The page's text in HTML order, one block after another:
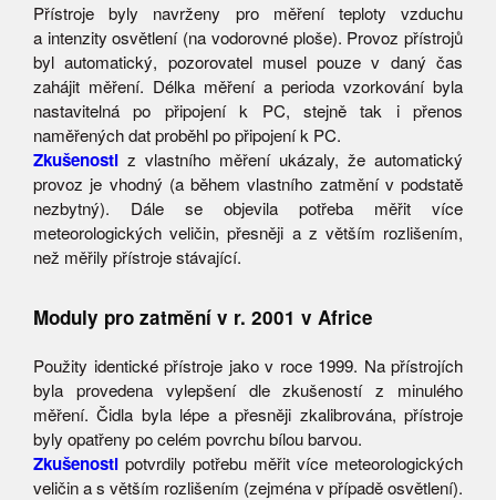
Přístroje byly navrženy pro měření teploty vzduchu
a intenzity osvětlení (na vodorovné ploše). Provoz přístrojů
byl automatický, pozorovatel musel pouze v daný čas
zahájit měření. Délka měření a perioda vzorkování byla
nastavitelná po připojení k PC, stejně tak i přenos
naměřených dat proběhl po připojení k PC.
Zkušenosti z vlastního měření ukázaly, že automatický
provoz je vhodný (a během vlastního zatmění v podstatě
nezbytný). Dále se objevila potřeba měřit více
meteorologických veličin, přesněji a z větším rozlišením,
než měřily přístroje stávající.
Moduly pro zatmění v r. 2001 v Africe
Použity identické přístroje jako v roce 1999. Na přístrojích
byla provedena vylepšení dle zkušeností z minulého
měření. Čidla byla lépe a přesněji zkalibrována, přístroje
byly opatřeny po celém povrchu bílou barvou.
Zkušenosti potvrdily potřebu měřit více meteorologických
veličin a s větším rozlišením (zejména v případě osvětlení).